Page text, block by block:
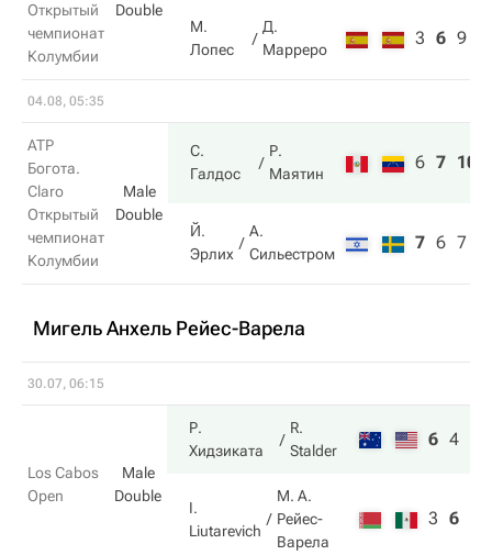
Открытый
чемпионат
Колумбии
Double
М.
Лопес
Д.
Марреро
3 6 9
04.08, 05:35
ATP
Богота.
Claro
Открытый
чемпионат
Колумбии
Male
Double
С.
Галдос
Р.
Маятин
6 7 10
Й.
Эрлих
А.
Сильестром
7 6 7
Мигель Анхель Рейес-Варела
30.07, 06:15
Los Cabos
Open
Male
Double
Р.
Хидзиката
R.
Stalder
6 4
I.
Liutarevich
М. А.
Рейес-
Варела
3 6